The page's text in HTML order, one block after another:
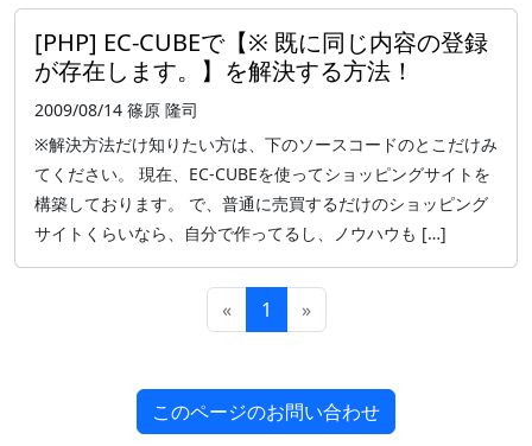
[PHP] EC-CUBEで【※ 既に同じ内容の登録
が存在します。】を解決する方法！
2009/08/14 篠原 隆司
※解決方法だけ知りたい方は、下のソースコードのとこだけみ
てください。 現在、EC-CUBEを使ってショッピングサイトを
構築しております。 で、普通に売買するだけのショッピング
サイトくらいなら、自分で作ってるし、ノウハウも […]
« 1 »
このページのお問い合わせ